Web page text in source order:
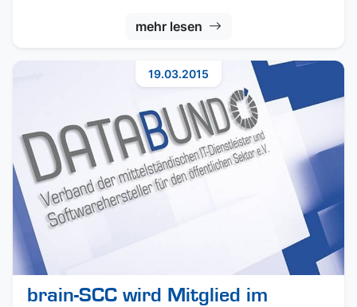
mehr lesen
brain-SCC wird Mitglied im
19.03.2015